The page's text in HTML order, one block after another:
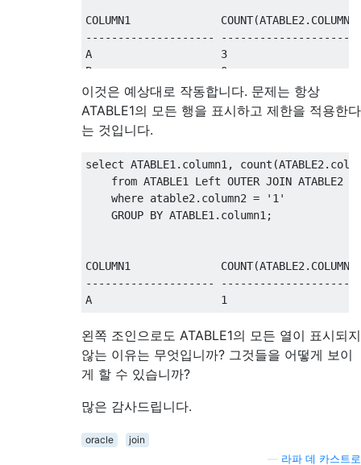
COLUMN1              COUNT(ATABLE2 . COLUMN1
--------------------
A 3
B 0
이것은 예상대로 작동합니다. 문제는 항상
ATABLE1의 모든 행을 표시하고 제한을 적용한다
는 것입니다.
select ATABLE1 . column1 , count (ATABLE2 .
from ATABLE1 Left OUTER JOIN ATABLE2
where atable2 . column2 =
'1'
GROUP BY ATABLE1 . column1 ;
COLUMN1              COUNT(ATABLE2 . COLUMN1
--------------------
A 1
왼쪽 조인으로도 ATABLE1의 모든 열이 표시되지
않는 이유는 무엇입니까? 그것들을 어떻게 보이
게 할 수 있습니까?
많은 감사드립니다.
oracle
join
라파 데 카스트로